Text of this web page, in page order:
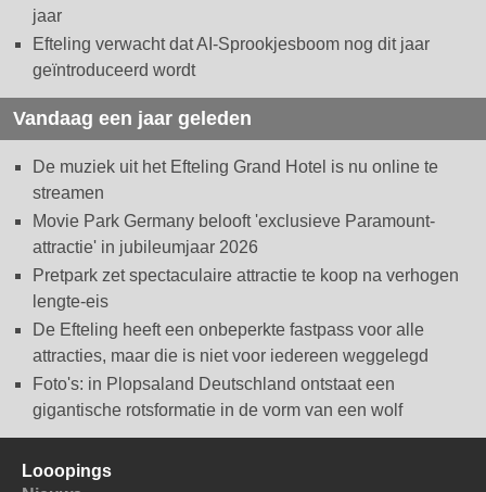
jaar
Efteling verwacht dat AI-Sprookjesboom nog dit jaar
geïntroduceerd wordt
Vandaag een jaar geleden
De muziek uit het Efteling Grand Hotel is nu online te
streamen
Movie Park Germany belooft 'exclusieve Paramount-
attractie' in jubileumjaar 2026
Pretpark zet spectaculaire attractie te koop na verhogen
lengte-eis
De Efteling heeft een onbeperkte fastpass voor alle
attracties, maar die is niet voor iedereen weggelegd
Foto's: in Plopsaland Deutschland ontstaat een
gigantische rotsformatie in de vorm van een wolf
Looopings